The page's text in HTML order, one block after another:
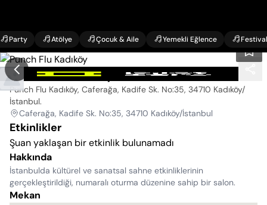
Party Atölye Çocuk & Aile Yemekli Eğlence Festival
Punch Flu Kadıköy
Punch Flu Kadıköy, Caferağa, Kadife Sk. No:35, 34710 Kadıköy/
İstanbul.
Caferağa, Kadife Sk. No:35, 34710 Kadıköy/İstanbul
Etkinlikler
Şuan yaklaşan bir etkinlik bulunamadı
Hakkında
İstanbulda kültürel ve sanatsal sahne etkinliklerinin
gerçekleştirildiği, numaralı oturma düzenine sahip bir salon.
Mekan